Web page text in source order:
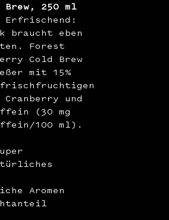
Brew, 250 ml
Erfrischend:
braucht eben
Forest
Cold Brew
mit 15%
Cranberry und
(30 mg
100 ml).
Aromen